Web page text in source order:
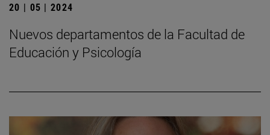
20 | 05 | 2024
Nuevos departamentos de la Facultad de
Educación y Psicología